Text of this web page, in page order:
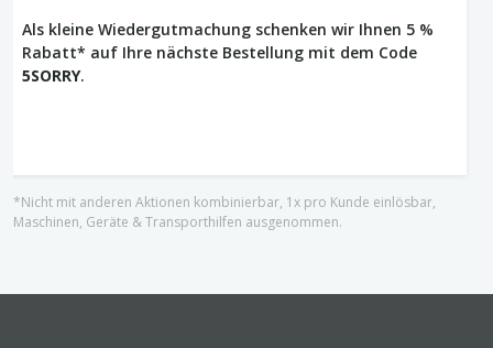
Als kleine Wiedergutmachung schenken wir Ihnen 5 %
Rabatt* auf Ihre nächste Bestellung mit dem Code
5SORRY.
*Nicht mit anderen Aktionen kombinierbar, 1x pro Kunde einlösbar,
Maschinen, Geräte & Transporthilfen ausgenommen.